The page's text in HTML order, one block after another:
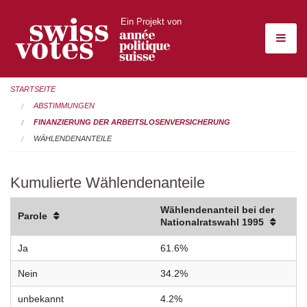
Ein Projekt von
STARTSEITE
ABSTIMMUNGEN
FINANZIERUNG DER ARBEITSLOSENVERSICHERUNG
WÄHLENDENANTEILE
Kumulierte Wählendenanteile
Parole
Wählendenanteil bei der
Nationalratswahl 1995
Ja 61.6%
Nein 34.2%
unbekannt 4.2%